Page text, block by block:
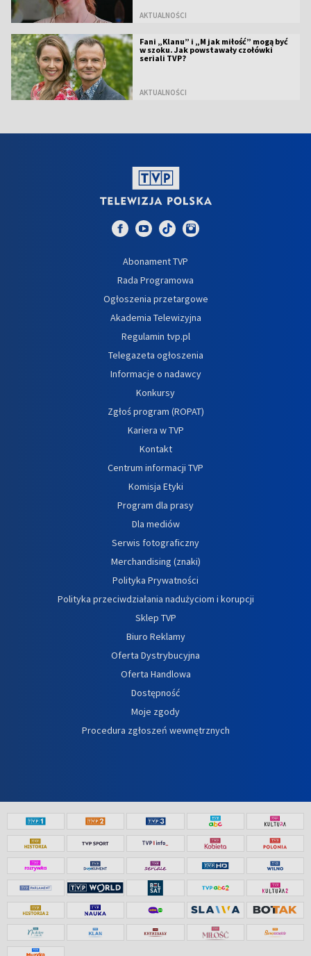
AKTUALNOŚCI
Fani „Klanu” i „M jak miłość” mogą być
w szoku. Jak powstawały czołówki
seriali TVP?
AKTUALNOŚCI
Abonament TVP
Rada Programowa
Ogłoszenia przetargowe
Akademia Telewizyjna
Regulamin tvp.pl
Telegazeta ogłoszenia
Informacje o nadawcy
Konkursy
Zgłoś program (ROPAT)
Kariera w TVP
Kontakt
Centrum informacji TVP
Komisja Etyki
Program dla prasy
Dla mediów
Serwis fotograficzny
Merchandising (znaki)
Polityka Prywatności
Polityka przeciwdziałania nadużyciom i korupcji
Sklep TVP
Biuro Reklamy
Oferta Dystrybucyjna
Oferta Handlowa
Dostępność
Moje zgody
Procedura zgłoszeń wewnętrznych